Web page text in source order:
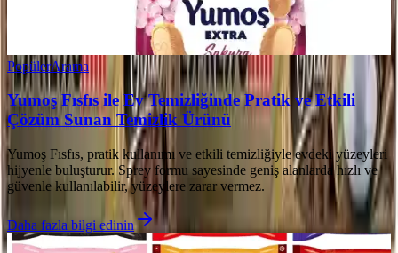
PopülerArama
Yumoş Fısfıs ile Ev Temizliğinde Pratik ve Etkili
Çözüm Sunan Temizlik Ürünü
Yumoş Fısfıs, pratik kullanımı ve etkili temizliğiyle evdeki yüzeyleri
hijyenle buluşturur. Sprey formu sayesinde geniş alanlarda hızlı ve
güvenle kullanılabilir, yüzeylere zarar vermez.
Daha fazla bilgi edinin